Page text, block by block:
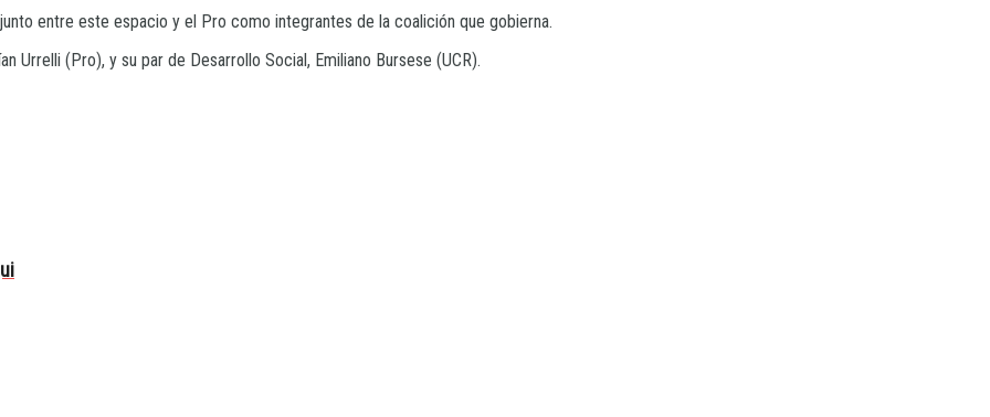
entre este espacio y el Pro como integrantes de la coalición que gobierna.
Urrelli (Pro), y su par de Desarrollo Social, Emiliano Bursese (UCR).